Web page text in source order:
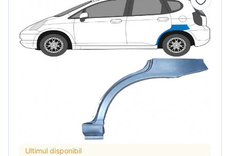
Ultimul disponibil